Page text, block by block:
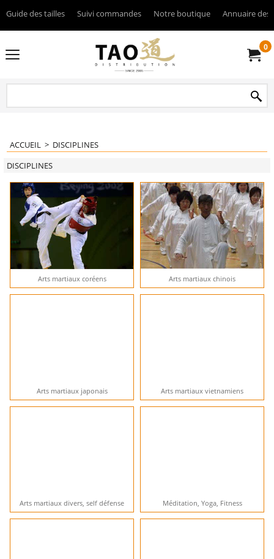
Guide des tailles Suivi commandes Notre boutique Annuaire des
0
ACCUEIL > DISCIPLINES
DISCIPLINES
Arts martiaux coréens Arts martiaux chinois
Arts martiaux japonais Arts martiaux vietnamiens
Arts martiaux divers, self défense Méditation, Yoga, Fitness